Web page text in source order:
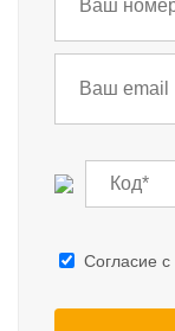
Cогласие с